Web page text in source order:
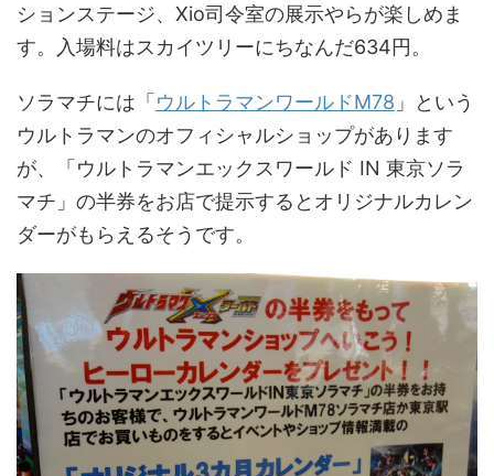
ションステージ、Xio司令室の展示やらが楽しめま
す。入場料はスカイツリーにちなんだ634円。
ソラマチには「 ウルトラマンワールドM78 」という
ウルトラマンのオフィシャルショップがあります
が、「ウルトラマンエックスワールド IN 東京ソラ
マチ」の半券をお店で提示するとオリジナルカレン
ダーがもらえるそうです。